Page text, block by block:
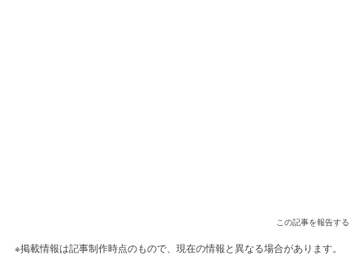
この記事を報告する
※掲載情報は記事制作時点のもので、現在の情報と異なる場合があります。